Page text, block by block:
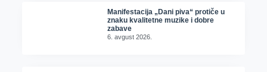
Manifestacija „Dani piva“ protiče u
znaku kvalitetne muzike i dobre
zabave
6. avgust 2026.